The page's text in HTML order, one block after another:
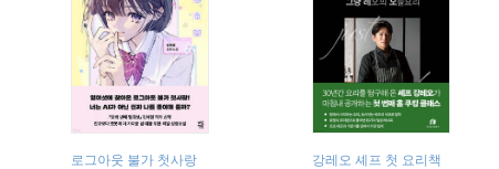
로그아웃 불가 첫사랑 강레오 셰프 첫 요리책